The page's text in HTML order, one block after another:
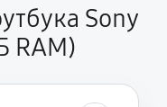
R (2024, 64 ГБ
Sony
RAM)